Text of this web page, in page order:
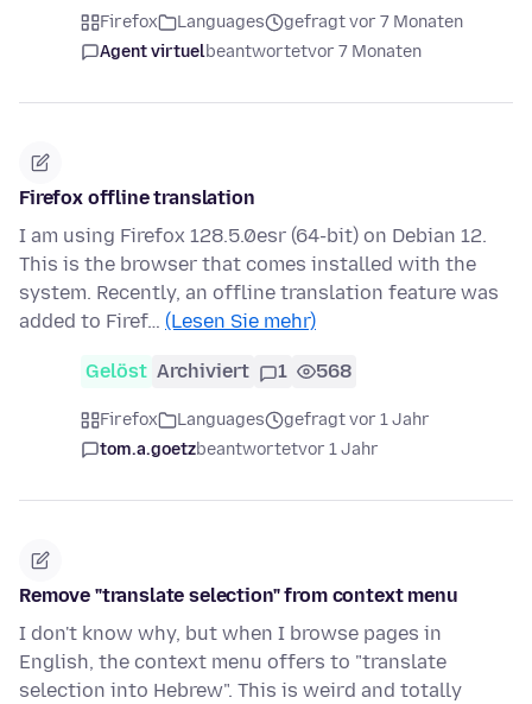
Firefox Languages
gefragt vor 7 Monaten
Agent virtuelbeantwortetvor 7 Monaten
Firefox offline translation
I am using Firefox 128.5.0esr (64-bit) on Debian 12.
This is the browser that comes installed with the
system. Recently, an offline translation feature was
added to Firef… (Lesen Sie mehr)
Gelöst Archiviert 1 568
Firefox Languages
gefragt vor 1 Jahr
tom.a.goetzbeantwortetvor 1 Jahr
Remove "translate selection" from context menu
I don't know why, but when I browse pages in
English, the context menu offers to "translate
selection into Hebrew". This is weird and totally